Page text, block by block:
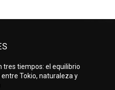
tres tiempos: el equilibrio
Tokio, naturaleza y